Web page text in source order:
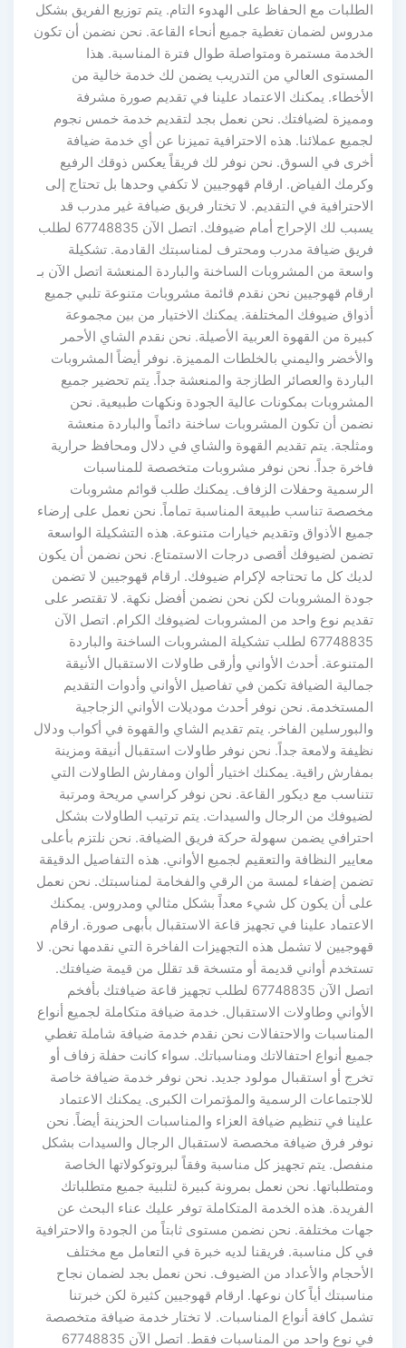
الطلبات مع الحفاظ على الهدوء التام. يتم توزيع الفريق بشكل
مدروس لضمان تغطية جميع أنحاء القاعة. نحن نضمن أن تكون
الخدمة مستمرة ومتواصلة طوال فترة المناسبة. هذا
المستوى العالي من التدريب يضمن لك خدمة خالية من
الأخطاء. يمكنك الاعتماد علينا في تقديم صورة مشرفة
ومميزة لضيافتك. نحن نعمل بجد لتقديم خدمة خمس نجوم
لجميع عملائنا. هذه الاحترافية تميزنا عن أي خدمة ضيافة
أخرى في السوق. نحن نوفر لك فريقاً يعكس ذوقك الرفيع
وكرمك الفياض. ارقام قهوجيين لا تكفي وحدها بل تحتاج إلى
الاحترافية في التقديم. لا تختار فريق ضيافة غير مدرب قد
يسبب لك الإحراج أمام ضيوفك. اتصل الآن 67748835 لطلب
فريق ضيافة مدرب ومحترف لمناسبتك القادمة. تشكيلة
واسعة من المشروبات الساخنة والباردة المنعشة اتصل الآن بـ
ارقام قهوجيين نحن نقدم قائمة مشروبات متنوعة تلبي جميع
أذواق ضيوفك المختلفة. يمكنك الاختيار من بين مجموعة
كبيرة من القهوة العربية الأصيلة. نحن نقدم الشاي الأحمر
والأخضر واليمني بالخلطات المميزة. نوفر أيضاً المشروبات
الباردة والعصائر الطازجة والمنعشة جداً. يتم تحضير جميع
المشروبات بمكونات عالية الجودة ونكهات طبيعية. نحن
نضمن أن تكون المشروبات ساخنة دائماً والباردة منعشة
ومثلجة. يتم تقديم القهوة والشاي في دلال ومحافظ حرارية
فاخرة جداً. نحن نوفر مشروبات متخصصة للمناسبات
الرسمية وحفلات الزفاف. يمكنك طلب قوائم مشروبات
مخصصة تناسب طبيعة المناسبة تماماً. نحن نعمل على إرضاء
جميع الأذواق وتقديم خيارات متنوعة. هذه التشكيلة الواسعة
تضمن لضيوفك أقصى درجات الاستمتاع. نحن نضمن أن يكون
لديك كل ما تحتاجه لإكرام ضيوفك. ارقام قهوجيين لا تضمن
جودة المشروبات لكن نحن نضمن أفضل نكهة. لا تقتصر على
تقديم نوع واحد من المشروبات لضيوفك الكرام. اتصل الآن
67748835 لطلب تشكيلة المشروبات الساخنة والباردة
المتنوعة. أحدث الأواني وأرقى طاولات الاستقبال الأنيقة
جمالية الضيافة تكمن في تفاصيل الأواني وأدوات التقديم
المستخدمة. نحن نوفر أحدث موديلات الأواني الزجاجية
والبورسلين الفاخر. يتم تقديم الشاي والقهوة في أكواب ودلال
نظيفة ولامعة جداً. نحن نوفر طاولات استقبال أنيقة ومزينة
بمفارش راقية. يمكنك اختيار ألوان ومفارش الطاولات التي
تتناسب مع ديكور القاعة. نحن نوفر كراسي مريحة ومرتبة
لضيوفك من الرجال والسيدات. يتم ترتيب الطاولات بشكل
احترافي يضمن سهولة حركة فريق الضيافة. نحن نلتزم بأعلى
معايير النظافة والتعقيم لجميع الأواني. هذه التفاصيل الدقيقة
تضمن إضفاء لمسة من الرقي والفخامة لمناسبتك. نحن نعمل
على أن يكون كل شيء معداً بشكل مثالي ومدروس. يمكنك
الاعتماد علينا في تجهيز قاعة الاستقبال بأبهى صورة. ارقام
قهوجيين لا تشمل هذه التجهيزات الفاخرة التي نقدمها نحن. لا
تستخدم أواني قديمة أو متسخة قد تقلل من قيمة ضيافتك.
اتصل الآن 67748835 لطلب تجهيز قاعة ضيافتك بأفخم
الأواني وطاولات الاستقبال. خدمة ضيافة متكاملة لجميع أنواع
المناسبات والاحتفالات نحن نقدم خدمة ضيافة شاملة تغطي
جميع أنواع احتفالاتك ومناسباتك. سواء كانت حفلة زفاف أو
تخرج أو استقبال مولود جديد. نحن نوفر خدمة ضيافة خاصة
للاجتماعات الرسمية والمؤتمرات الكبرى. يمكنك الاعتماد
علينا في تنظيم ضيافة العزاء والمناسبات الحزينة أيضاً. نحن
نوفر فرق ضيافة مخصصة لاستقبال الرجال والسيدات بشكل
منفصل. يتم تجهيز كل مناسبة وفقاً لبروتوكولاتها الخاصة
ومتطلباتها. نحن نعمل بمرونة كبيرة لتلبية جميع متطلباتك
الفريدة. هذه الخدمة المتكاملة توفر عليك عناء البحث عن
جهات مختلفة. نحن نضمن مستوى ثابتاً من الجودة والاحترافية
في كل مناسبة. فريقنا لديه خبرة في التعامل مع مختلف
الأحجام والأعداد من الضيوف. نحن نعمل بجد لضمان نجاح
مناسبتك أياً كان نوعها. ارقام قهوجيين كثيرة لكن خبرتنا
تشمل كافة أنواع المناسبات. لا تختار خدمة ضيافة متخصصة
في نوع واحد من المناسبات فقط. اتصل الآن 67748835